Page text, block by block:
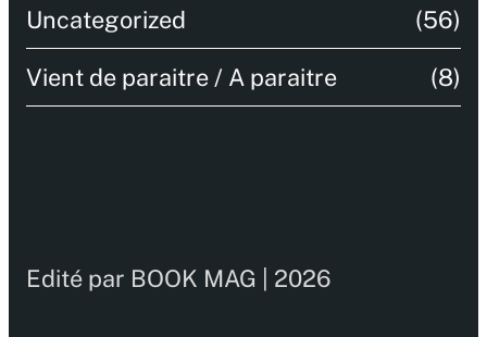
Uncategorized (56)
Vient de paraitre / A paraitre (8)
Edité par BOOK MAG | 2026